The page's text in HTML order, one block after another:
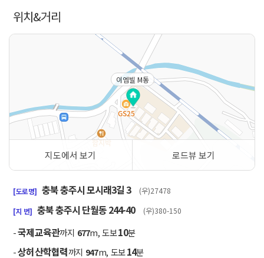
위치&거리
이엠빌 M동
지도에서 보기 로드뷰 보기
[도로명] 충북 충주시 모시래3길 3 (우)27478
[지 번] 충북 충주시 단월동 244-40 (우)380-150
-국제교육관까지 677m, 도보10분
-상허산학협력까지 947m, 도보14분